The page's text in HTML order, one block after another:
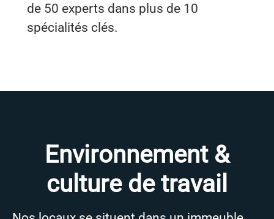
de 50 experts dans plus de 10
spécialités clés.
Environnement &
culture de travail